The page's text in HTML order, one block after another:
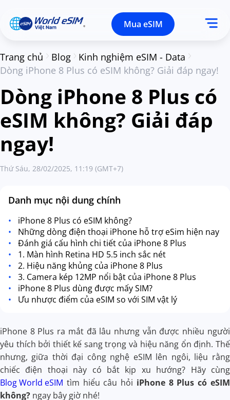
Mua eSIM
Trang chủ Blog
Kinh nghiệm eSIM - Data
Dòng iPhone 8 Plus có eSIM không? Giải đáp ngay!
Dòng iPhone 8 Plus có
eSIM không? Giải đáp
ngay!
Thứ Sáu, 28/02/2025, 11:19 (GMT+7)
Danh mục nội dung chính
iPhone 8 Plus có eSIM không?
Những dòng điện thoại iPhone hỗ trợ eSim hiện nay
Đánh giá cấu hình chi tiết của iPhone 8 Plus
1. Màn hình Retina HD 5.5 inch sắc nét
2. Hiệu năng khủng của iPhone 8 Plus
3. Camera kép 12MP nổi bật của iPhone 8 Plus
iPhone 8 Plus dùng được mấy SIM?
Ưu nhược điểm của eSIM so với SIM vật lý
iPhone 8 Plus ra mắt đã lâu nhưng vẫn được nhiều người
yêu thích bởi thiết kế sang trọng và hiệu năng ổn định. Thế
nhưng, giữa thời đại công nghệ eSIM lên ngôi, liệu rằng
chiếc điện thoại này có bắt kịp xu hướng? Hãy cùng
Blog World eSIM tìm hiểu câu hỏi iPhone 8 Plus có eSIM
không? ngay bây giờ nhé!